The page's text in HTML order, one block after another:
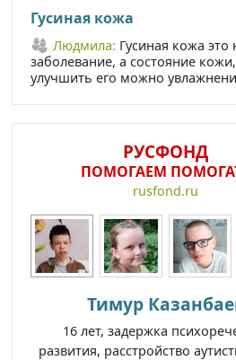
Гусиная кожа
Людмила: Гусиная кожа это
заболевание, а состояние
улучшить его можно
РУСФОНД
ПОМОГАЕМ
rusfond.ru
Тимур
16 лет, задержка
развития, расстройство